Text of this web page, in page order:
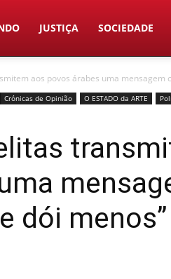
JUSTIÇA SOCIEDADE
aos povos árabes uma mensagem
Crónicas de Opinião O ESTADO da ARTE
dói menos”